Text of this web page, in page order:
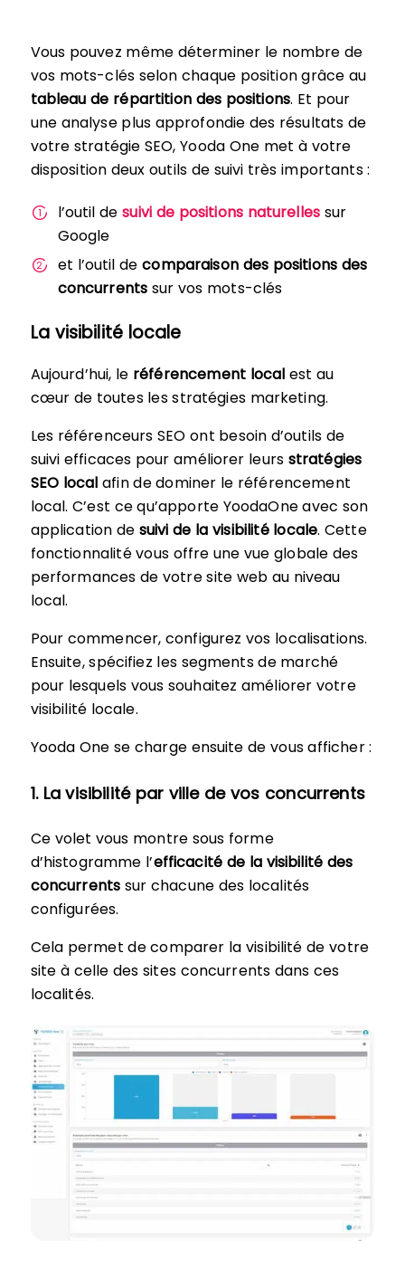
Vous pouvez même déterminer le nombre de
vos mots-clés selon chaque position grâce au
tableau de répartition des positions. Et pour
une analyse plus approfondie des résultats de
votre stratégie SEO, Yooda One met à votre
disposition deux outils de suivi très importants :
l’outil desuivi de positions naturelles sur
Google
et l’outil decomparaison des positions des
concurrents sur vos mots-clés
La visibilité locale
Aujourd’hui, le référencement local est au
cœur de toutes les stratégies marketing.
Les référenceurs SEO ont besoin d’outils de
suivi efficaces pour améliorer leurs stratégies
SEO local afin de dominer le référencement
local. C’est ce qu’apporte YoodaOne avec son
application de suivi de la visibilité locale. Cette
fonctionnalité vous offre une vue globale des
performances de votre site web au niveau
local.
Pour commencer, configurez vos localisations.
Ensuite, spécifiez les segments de marché
pour lesquels vous souhaitez améliorer votre
visibilité locale.
Yooda One se charge ensuite de vous afficher :
1. La visibilité par ville de vos concurrents
Ce volet vous montre sous forme
d’histogramme l’efficacité de la visibilité des
concurrents sur chacune des localités
configurées.
Cela permet de comparer la visibilité de votre
site à celle des sites concurrents dans ces
localités.